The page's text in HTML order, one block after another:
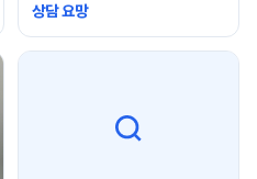
상담 요망